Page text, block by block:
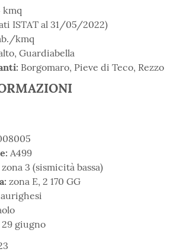
kmq
ISTAT al 31/05/2022)
kmq
Guardiabella
Borgomaro, Pieve di Teco, Rezzo
A499
zona 3 (sismicità bassa)
zona E, 2 170 GG
aurighesi
29 giugno